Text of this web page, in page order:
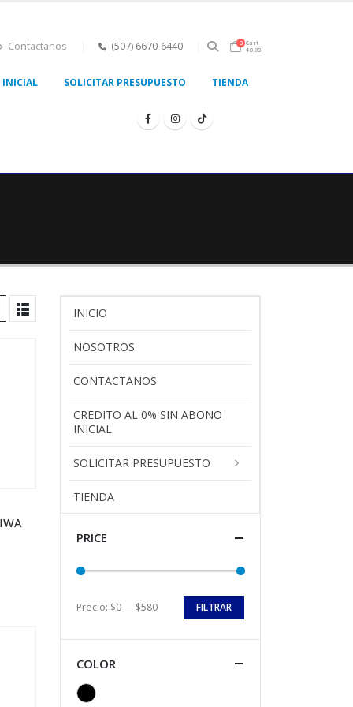
Contactanos (507) 6670-6440 0 Cart
$0.00
INICIAL SOLICITAR PRESUPUESTO TIENDA
INICIO
NOSOTROS
CONTACTANOS
CREDITO AL 0% SIN ABONO
INICIAL
SOLICITAR PRESUPUESTO
TIENDA
PRICE
FILTRAR
Precio: $0— $580
COLOR